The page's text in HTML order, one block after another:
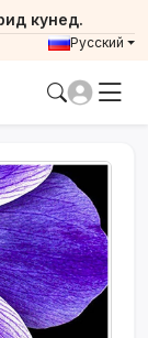
кунед.
Русский